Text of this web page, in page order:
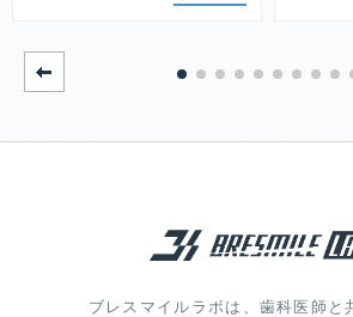
ブレスマイルラボは、歯科医師と